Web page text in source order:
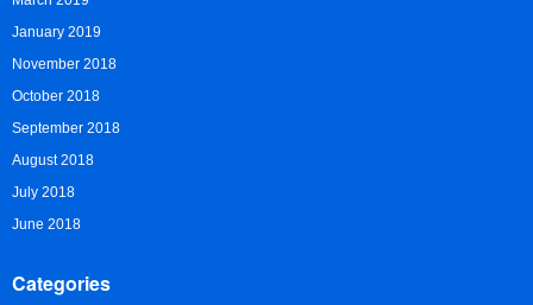
January 2019
November 2018
October 2018
September 2018
August 2018
July 2018
June 2018
Categories